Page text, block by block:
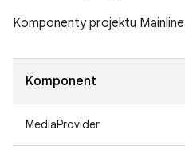
Komponenty projektu
Komponent
MediaProvider